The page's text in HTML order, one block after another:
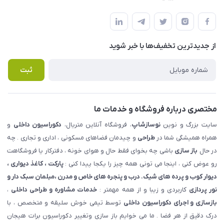
املاک مدنی - نوساز شاپ
لیست محصولات
درباره ما
قوانین و مقررات
حریم خصوصی
راهنما
پرسش های متداول
از جدید‌ترین تخفیف‌ها با‌ خبر شوید
ثبت
مختصری درباره فروشگاه و خدمات ما
سایت بزرگ و نویننوسازشاپ، فروشگاه آنلاین متریال، دکوراسیون داخلی و
همراه همیشگی شما درطراحی و چیدمان فضاهای مسکونی ، اداری و تجاری . چه
در حال باز سازی باشی چه بخوای فقط حال و هوای خونه ، دفترکار یا فروشگاهت
رو عوض کنی ، اینجا می تونی همه چیز را یکجا پیدا کنی :پارکت ، کاغذ دیواری ،
دیوار کوب و پرده های شیک. درب و پنجره های خاص و مدرن ،مبلمان سبک دار و
نور پردازی کاربردی و زیبا و از همه مهمتر : خدمات مشاوره و طراحی داخلی ،
بازسازی و اجرای دکوراسیون داخلی توسط تیمی خوش سلیقه و متخصص ، با
درک دقیق از هر فضا . ما می خوایم باز سازی وتغییر دکوراسیون برات هیجان